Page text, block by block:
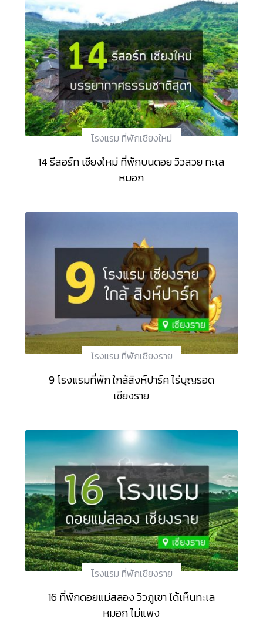
โรงแรม ที่พักเชียงใหม่
14 รีสอร์ท เชียงใหม่ ที่พักบนดอย วิวสวย ทะเล
หมอก
โรงแรม ที่พักเชียงราย
9 โรงแรมที่พัก ใกล้สิงห์ปาร์ค ไร่บุญรอด
เชียงราย
โรงแรม ที่พักเชียงราย
16 ที่พักดอยแม่สลอง วิวภูเขา ได้เห็นทะเล
หมอก ไม่แพง